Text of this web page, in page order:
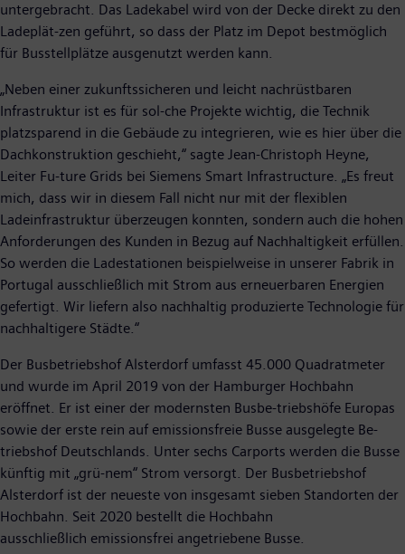
untergebracht. Das Ladekabel wird von der Decke direkt zu den
Ladeplät-zen geführt, so dass der Platz im Depot bestmöglich
für Busstellplätze ausgenutzt werden kann.
„Neben einer zukunftssicheren und leicht nachrüstbaren
Infrastruktur ist es für sol-che Projekte wichtig, die Technik
platzsparend in die Gebäude zu integrieren, wie es hier über die
Dachkonstruktion geschieht,“ sagte Jean-Christoph Heyne,
Leiter Fu-ture Grids bei Siemens Smart Infrastructure. „Es freut
mich, dass wir in diesem Fall nicht nur mit der flexiblen
Ladeinfrastruktur überzeugen konnten, sondern auch die hohen
Anforderungen des Kunden in Bezug auf Nachhaltigkeit erfüllen.
So werden die Ladestationen beispielweise in unserer Fabrik in
Portugal ausschließlich mit Strom aus erneuerbaren Energien
gefertigt. Wir liefern also nachhaltig produzierte Technologie für
nachhaltigere Städte.“
Der Busbetriebshof Alsterdorf umfasst 45.000 Quadratmeter
und wurde im April 2019 von der Hamburger Hochbahn
eröffnet. Er ist einer der modernsten Busbe-triebshöfe Europas
sowie der erste rein auf emissionsfreie Busse ausgelegte Be-
triebshof Deutschlands. Unter sechs Carports werden die Busse
künftig mit „grü-nem“ Strom versorgt. Der Busbetriebshof
Alsterdorf ist der neueste von insgesamt sieben Standorten der
Hochbahn. Seit 2020 bestellt die Hochbahn
ausschließlich emissionsfrei angetriebene Busse.